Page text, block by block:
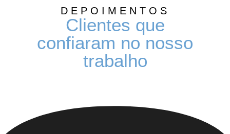
DEPOIMENTOS
Clientes que
confiaram no nosso
trabalho